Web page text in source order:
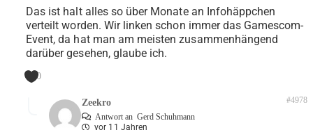
Das ist halt alles so über Monate an Infohäppchen
verteilt worden. Wir linken schon immer das Gamescom-
Event, da hat man am meisten zusammenhängend
darüber gesehen, glaube ich.
0
Zeekro
Antwort an Gerd Schuhmann
vor 11 Jahren
#4978